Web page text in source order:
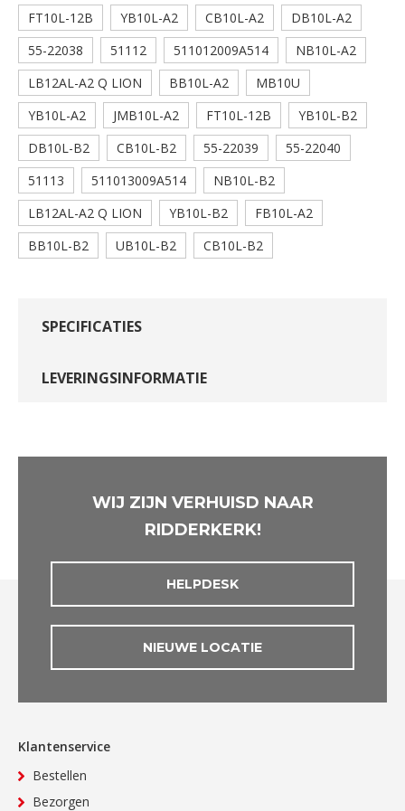
FT10L-12B
YB10L-A2 CB10L-A2
DB10L-A2
55-22038
51112 511012009A514
NB10L-A2
LB12AL-A2 Q LION
BB10L-A2
MB10U
YB10L-A2
JMB10L-A2 FT10L-12B
YB10L-B2
DB10L-B2
CB10L-B2 55-22039
55-22040
51113
511013009A514
NB10L-B2
LB12AL-A2 Q LION
YB10L-B2
FB10L-A2
BB10L-B2
UB10L-B2 CB10L-B2
SPECIFICATIES
LEVERINGSINFORMATIE
WIJ ZIJN VERHUISD NAAR
RIDDERKERK!
HELPDESK
NIEUWE LOCATIE
Klantenservice
Bestellen
Bezorgen